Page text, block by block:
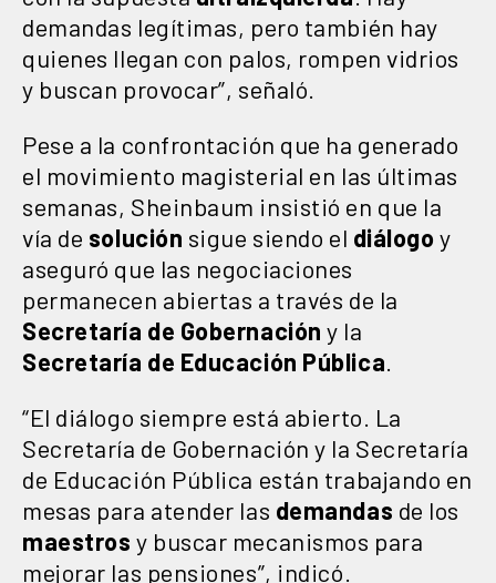
demandas legítimas, pero también hay
quienes llegan con palos, rompen vidrios
y buscan provocar”, señaló.
Pese a la confrontación que ha generado
el movimiento magisterial en las últimas
semanas, Sheinbaum insistió en que la
vía de solución sigue siendo el diálogo y
aseguró que las negociaciones
permanecen abiertas a través de la
Secretaría de Gobernación y la
Secretaría de Educación Pública
“El diálogo siempre está abierto. La
Secretaría de Gobernación y la Secretaría
de Educación Pública están trabajando en
mesas para atender las demandas de los
maestros y buscar mecanismos para
mejorar las pensiones”, indicó.